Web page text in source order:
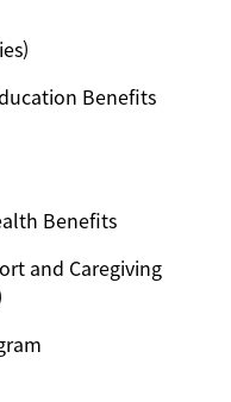
Benefits
Benefits
and Caregiving